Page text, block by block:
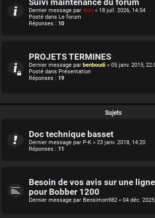
Suivi maintenance du forum
Dernier message par dalo « 18 juil. 2026, 14:54
Posté dans Le forum
Réponses : 10
PROJETS TERMINES
Dernier message par benboudi « 05 janv. 2015,
Posté dans Présentation
Réponses : 19
Sujets
Doc technique basset
Dernier message par P-K « 23 janv. 2018, 14:20
Réponses : 11
Besoin de vos avis sur une
pour Bobber 1200
Dernier message par Bensimon982 « 04 déc.